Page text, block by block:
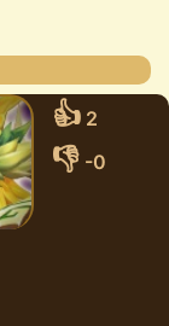
👍 2
👎 -0